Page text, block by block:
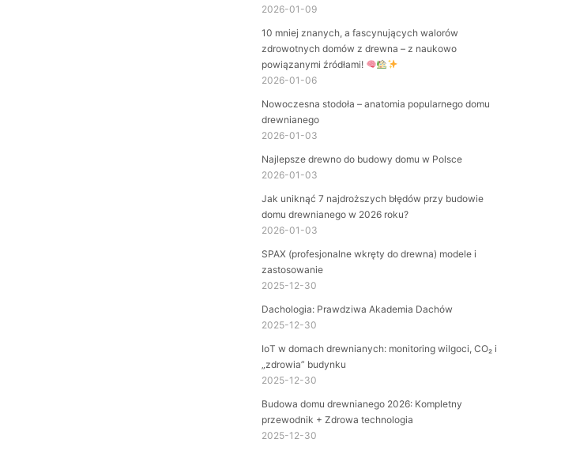
2026-01-09
10 mniej znanych, a fascynujących walorów
zdrowotnych domów z drewna – z naukowo
powiązanymi źródłami!
2026-01-06
Nowoczesna stodoła – anatomia popularnego domu
drewnianego
2026-01-03
Najlepsze drewno do budowy domu w Polsce
2026-01-03
Jak uniknąć 7 najdroższych błędów przy budowie
domu drewnianego w 2026 roku?
2026-01-03
SPAX (profesjonalne wkręty do drewna) modele i
zastosowanie
2025-12-30
Dachologia: Prawdziwa Akademia Dachów
2025-12-30
IoT w domach drewnianych: monitoring wilgoci, CO₂ i
„zdrowia” budynku
2025-12-30
Budowa domu drewnianego 2026: Kompletny
przewodnik + Zdrowa technologia
2025-12-30